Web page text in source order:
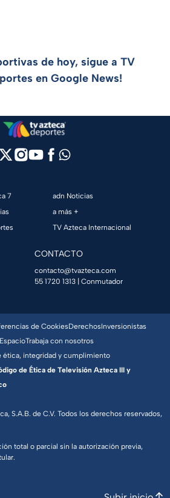
de hoy, sigue a TV
en Google News!
7
adn Noticias
a más +
TV Azteca Internacional
CONTACTO
contacto@tvazteca.com
55 1720 1313 | Conmutador
S.A.B. de C.V. Todos los derechos reservados,
total o parcial sin la autorización previa,
de CookiesDerechosInversionistas
Trabaja con nosotros
ética, integridad y cumplimiento
de Ética de Televisión Azteca III y